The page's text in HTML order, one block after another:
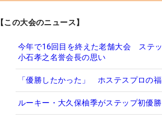
【この大会のニュース】
今年で16回目を終えた老舗大会 ステ
小石孝之名誉会長の思い
「優勝したかった」 ホステスプロの
ルーキー・大久保柚季がステップ初優